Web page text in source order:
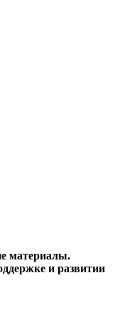
материалы.
и развитии